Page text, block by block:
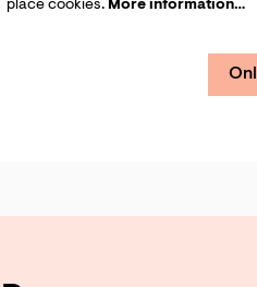
place cookies. More information…